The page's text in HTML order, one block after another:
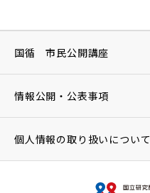
国循 市民公開講座
情報公開・公表事項
個人情報の取り扱いについて